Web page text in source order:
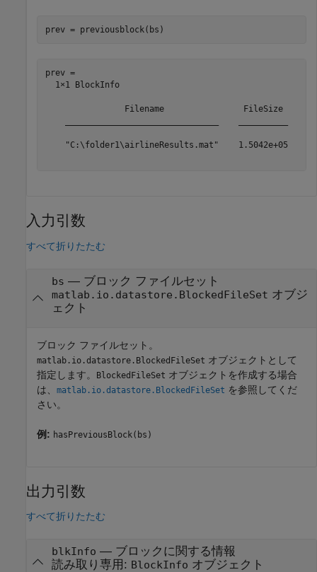
prev = previousblock(bs)
prev =
  1×1 BlockInfo
Filename                FileSize
"C:\folder1\airlineResults.mat"    1.5042e+05
入力引数
すべて折りたたむ
bs — ブロック ファイルセット
matlab.io.datastore.BlockedFileSet オブジ
ェクト
ブロック ファイルセット。
matlab.io.datastore.BlockedFileSet オブジェクトとして
指定します。
BlockedFileSet オブジェクトを作成する場合
は、 matlab.io.datastore.BlockedFileSet を参照してくだ
さい。
例: hasPreviousBlock(bs)
出力引数
すべて折りたたむ
blkInfo — ブロックに関する情報
読み取り専用: BlockInfo オブジェクト